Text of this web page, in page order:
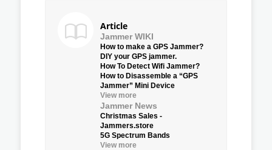
Article
Jammer WIKI
How to make a GPS Jammer?
DIY your GPS jammer.
How To Detect Wifi Jammer?
How to Disassemble a “GPS
Jammer” Mini Device
View more
Jammer News
Christmas Sales -
Jammers.store
5G Spectrum Bands
View more